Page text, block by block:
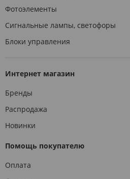
Фотоэлементы
Сигнальные лампы, светофоры
Блоки управления
Интернет магазин
Бренды
Распродажа
Новинки
Помощь покупателю
Оплата